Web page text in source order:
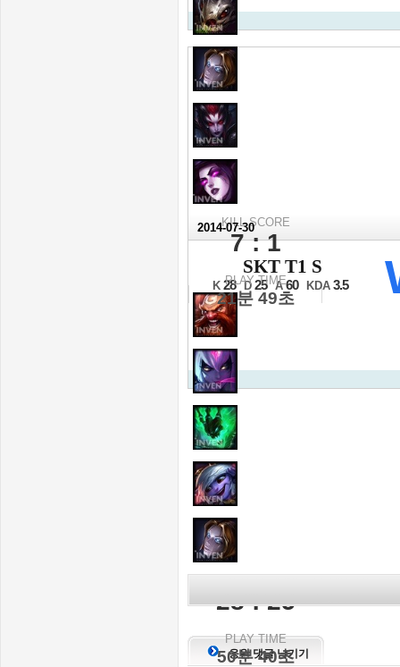
KILL SCORE
7 : 1
PLAY TIME
21분 49초
2014-07-30
4강 A조 3세트
SKT T1 S
K 28 D 25 A 60 KDA 3.5
28 : 25
PLAY TIME
50분 40초
응원 댓글 남기기